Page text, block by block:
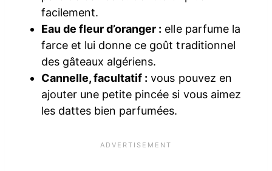
facilement.
Eau de fleur d’oranger : elle parfume la
farce et lui donne ce goût traditionnel
des gâteaux algériens.
Cannelle, facultatif : vous pouvez en
ajouter une petite pincée si vous aimez
les dattes bien parfumées.